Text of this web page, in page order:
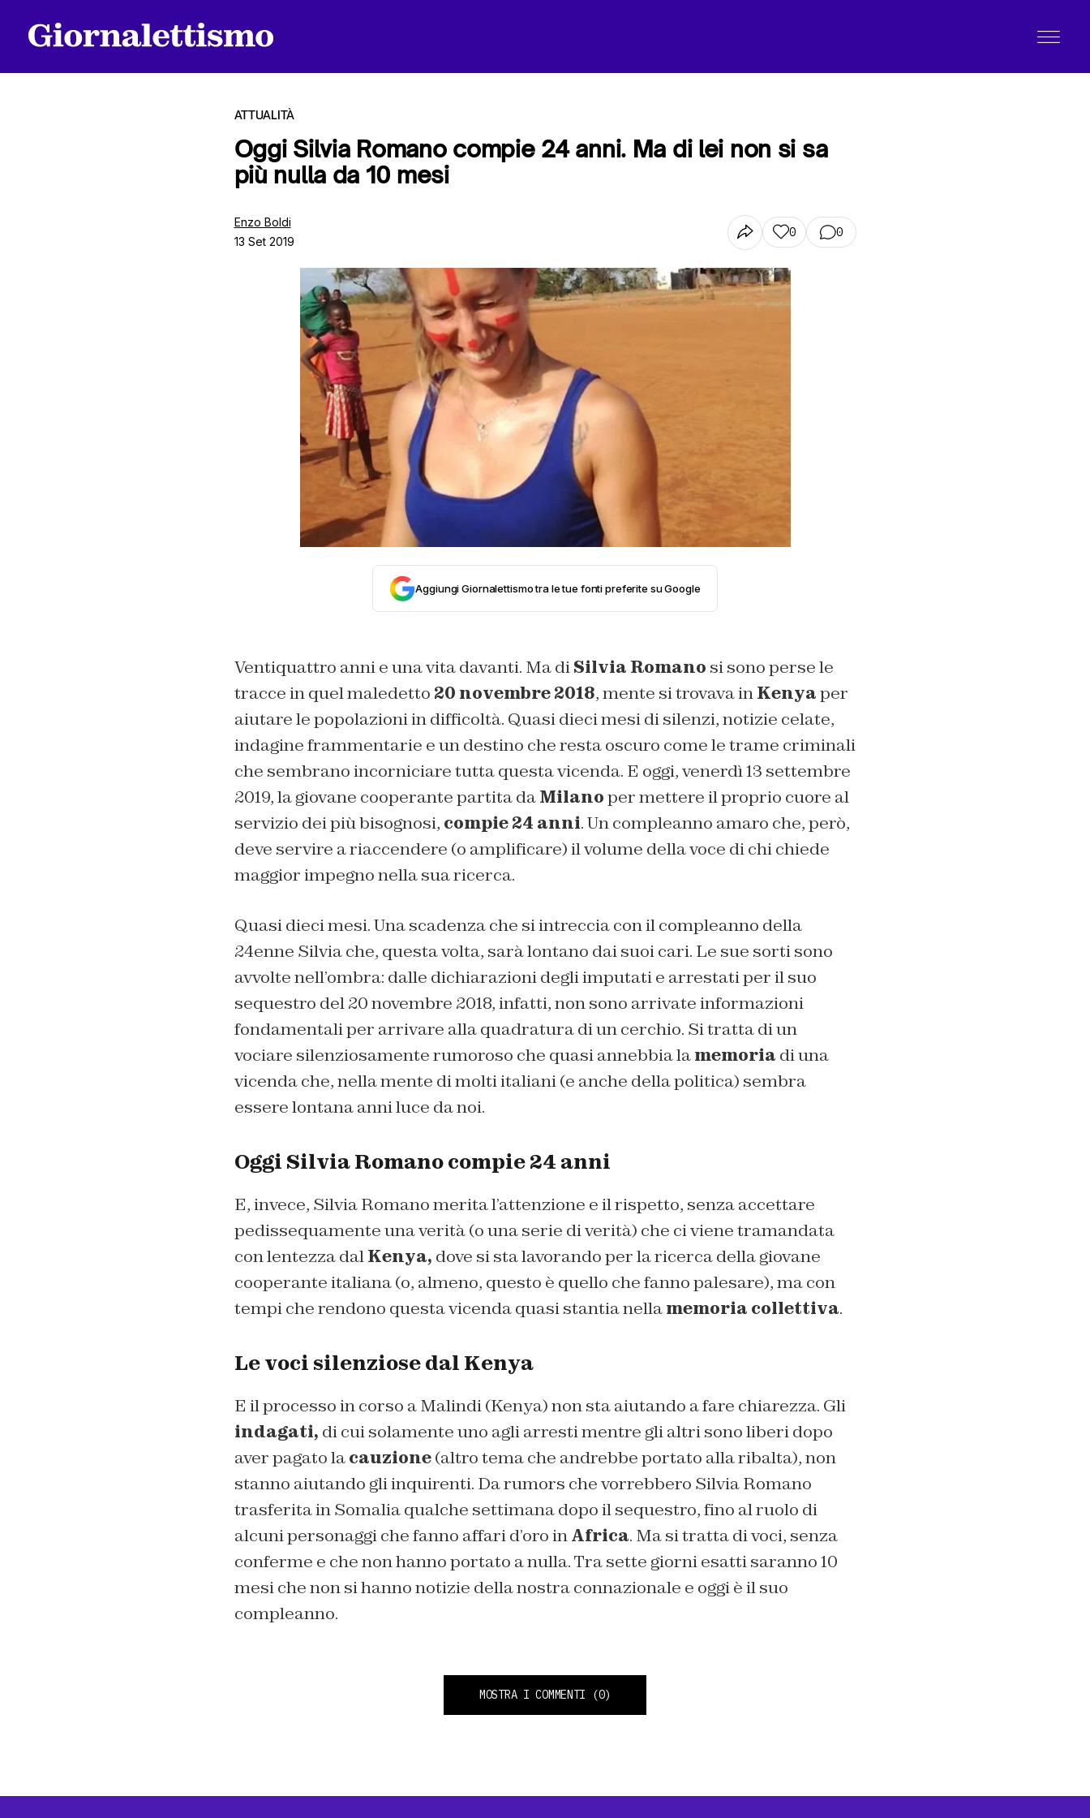
ATTUALITÀ
Oggi Silvia Romano compie 24 anni. Ma di lei non si sa
più nulla da 10 mesi
Enzo Boldi
13 Set 2019
0 0
Aggiungi Giornalettismo tra le tue fonti preferite su Google
Ventiquattro anni e una vita davanti. Ma diSilvia Romano si sono perse le
tracce in quel maledetto 20 novembre 2018, mente si trovava inKenyaper
aiutare le popolazioni in difficoltà. Quasi dieci mesi di silenzi, notizie celate,
indagine frammentarie e un destino che resta oscuro come le trame criminali
che sembrano incorniciare tutta questa vicenda. E oggi, venerdì 13 settembre
2019, la giovane cooperante partita daMilanoper mettere il proprio cuore al
servizio dei più bisognosi, compie 24 anni. Un compleanno amaro che, però,
deve servire a riaccendere (o amplificare) il volume della voce di chi chiede
maggior impegno nella sua ricerca.
Quasi dieci mesi. Una scadenza che si intreccia con il compleanno della
24enne Silvia che, questa volta, sarà lontano dai suoi cari. Le sue sorti sono
avvolte nell’ombra: dalle dichiarazioni degli imputati e arrestati per il suo
sequestro del 20 novembre 2018, infatti, non sono arrivate informazioni
fondamentali per arrivare alla quadratura di un cerchio. Si tratta di un
vociare silenziosamente rumoroso che quasi annebbia lamemoria di una
vicenda che, nella mente di molti italiani (e anche della politica) sembra
essere lontana anni luce da noi.
Oggi Silvia Romano compie 24 anni
E, invece, Silvia Romano merita l’attenzione e il rispetto, senza accettare
pedissequamente una verità (o una serie di verità) che ci viene tramandata
con lentezza dalKenya, dove si sta lavorando per la ricerca della giovane
cooperante italiana (o, almeno, questo è quello che fanno palesare), ma con
tempi che rendono questa vicenda quasi stantia nellamemoria collettiva.
Le voci silenziose dal Kenya
E il processo in corso a Malindi (Kenya) non sta aiutando a fare chiarezza. Gli
indagati, di cui solamente uno agli arresti mentre gli altri sono liberi dopo
aver pagato lacauzione(altro tema che andrebbe portato alla ribalta), non
stanno aiutando gli inquirenti. Da rumors che vorrebbero Silvia Romano
trasferita in Somalia qualche settimana dopo il sequestro, fino al ruolo di
alcuni personaggi che fanno affari d’oro inAfrica. Ma si tratta di voci, senza
conferme e che non hanno portato a nulla. Tra sette giorni esatti saranno 10
mesi che non si hanno notizie della nostra connazionale e oggi è il suo
compleanno.
MOSTRA I COMMENTI (0)